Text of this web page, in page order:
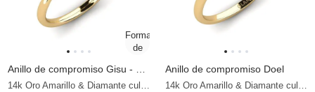
Anillo de compromiso Doel